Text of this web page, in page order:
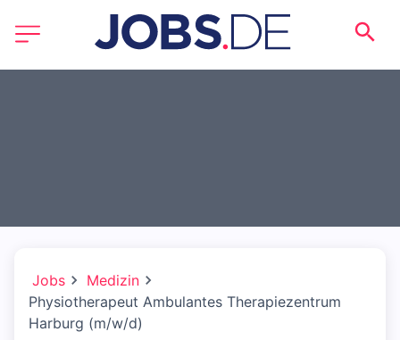
Jobs
Medizin
Physiotherapeut Ambulantes Therapiezentrum
Harburg (m/w/d)